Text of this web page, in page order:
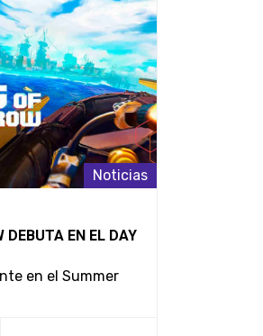
Noticias
DEBUTA EN EL DAY
en el Summer